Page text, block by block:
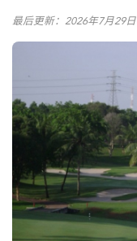
最后更新：2026年7月29日